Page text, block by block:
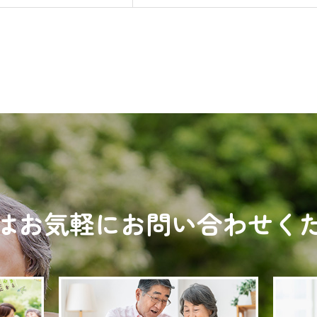
お気軽にお問い合わせく